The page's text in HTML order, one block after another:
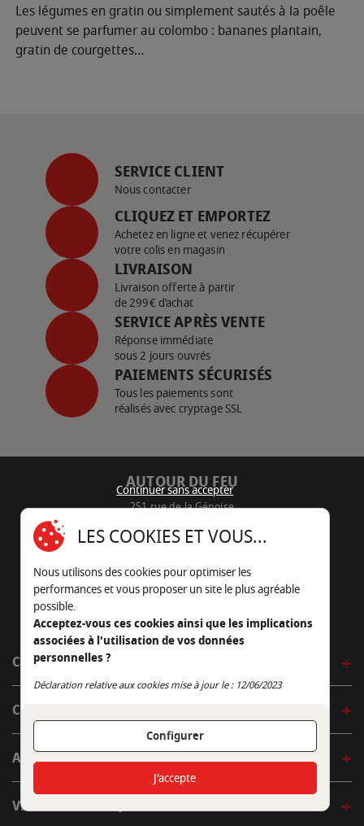
Les légumes en gratin ou simplement sautés à la poêle
peuvent se parfumer au colombo : bananes plantain,
gratin de courgettes…
SERVICE CLIENT
Nous contacter
CLIQUEZ ET EMPORTEZ
Achetez en ligne et venez récupérer
votre colis en magasin
LIVRAISON
Livraison offerte à partir
de 299€ d’achat
SERVICE APRÈS VENTE
Réponse immédiate
sous 2 jours ouvrés
PAIEMENTS SÉCURISÉS
Tous les paiements sont
réalisés avec cryptage SSL
AUTOUR DU FEU
251 rue de la Génoise
05 45 22 98 09
Nous envoyer un e-mail
CÔTÉ OUTDOOR
CÔTÉ INDOOR
AUTOUR DE LA TABLE
VENIR EN BOUTIQUE
Continuer sans accepter
LES COOKIES ET VOUS...
Nous utilisons des cookies pour optimiser les
performances et vous proposer un site le plus agréable
possible.
Acceptez-vous ces cookies ainsi que les implications
associées à l'utilisation de vos données
personnelles ?
Déclaration relative aux cookies mise à jour le : 12/06/2023
Configurer
Continuer sans accepter
J'accepte